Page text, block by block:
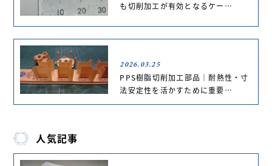
も切削加工が有効となるケー…
2026.03.25
PPS樹脂切削加工部品｜耐熱性・寸
法安定性を活かすために重要…
人気記事